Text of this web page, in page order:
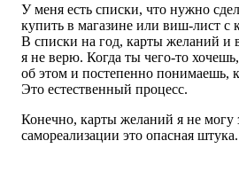
У меня есть списки, что нужно
купить в магазине или виш-лист с
В списки на год, карты желаний и
я не верю. Когда ты чего-то
об этом и постепенно понимаешь,
Это естественный процесс.
Конечно, карты желаний я не могу
самореализации это опасная штука.